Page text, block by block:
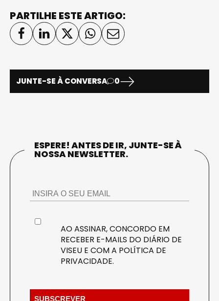
PARTILHE ESTE ARTIGO:
JUNTE-SE À CONVERSA 0
ESPERE! ANTES DE IR, JUNTE-SE À
NOSSA NEWSLETTER.
AO ASSINAR, CONCORDO EM
RECEBER E-MAILS DO DIÁRIO DE
VISEU E COM A POLÍTICA DE
PRIVACIDADE.